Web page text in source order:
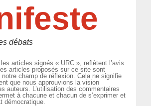
débats
articles signés « URC », reflètent l’avis
articles proposés sur ce site sont
champ de réflexion. Cela ne signifie
que nous approuvions la vision
auteurs. L’utilisation des commentaires
à chacune et chacun de s’exprimer et
démocratique.